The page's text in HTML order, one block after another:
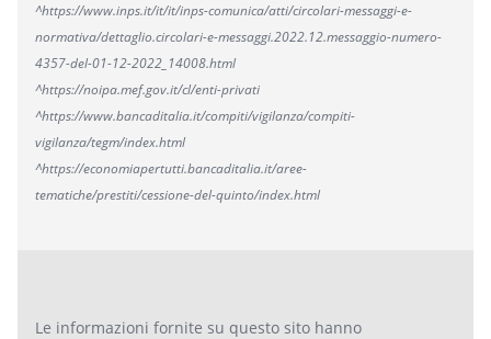
^https://www.inps.it/it/it/inps-comunica/atti/circolari-messaggi-e-
normativa/dettaglio.circolari-e-messaggi.2022.12.messaggio-numero-
4357-del-01-12-2022_14008.html
^https://noipa.mef.gov.it/cl/enti-privati
^https://www.bancaditalia.it/compiti/vigilanza/compiti-
vigilanza/tegm/index.html
^https://economiapertutti.bancaditalia.it/aree-
tematiche/prestiti/cessione-del-quinto/index.html
Le informazioni fornite su questo sito hanno